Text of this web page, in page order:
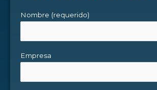
Nombre (requerido)
Empresa